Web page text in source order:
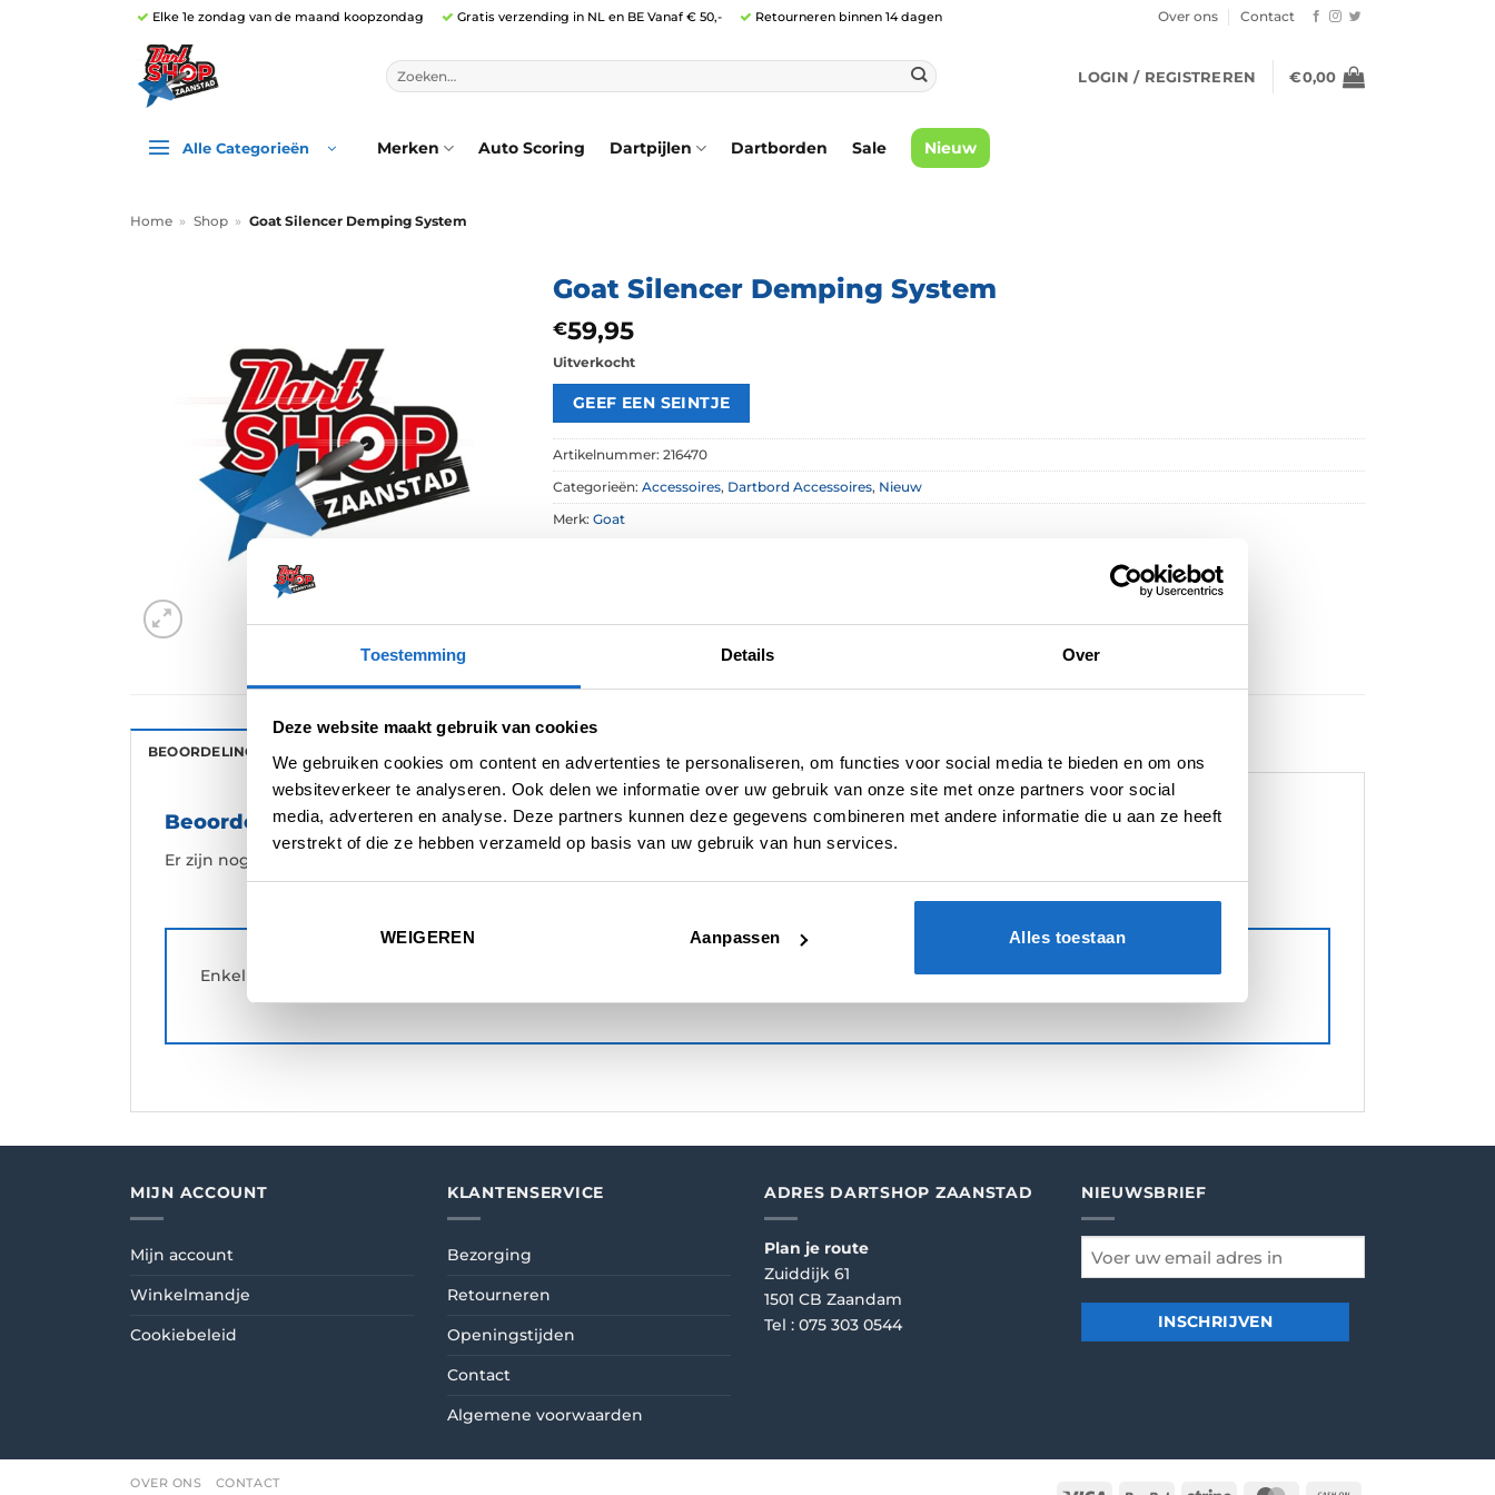
Toestemming Details Over
Deze website maakt gebruik van cookies
We gebruiken cookies om content en advertenties te personaliseren, om functies voor social media te bieden en om ons
websiteverkeer te analyseren. Ook delen we informatie over uw gebruik van onze site met onze partners voor social
media, adverteren en analyse. Deze partners kunnen deze gegevens combineren met andere informatie die u aan ze heeft
verstrekt of die ze hebben verzameld op basis van uw gebruik van hun services.
WEIGEREN Aanpassen Alles toestaan
Elke 1e zondag van de maand koopzondag Gratis verzending in NL en BE Vanaf € 50,- Retourneren binnen 14 dagen Over ons Contact
Zoeken
naar:
LOGIN / REGISTREREN €0,00
Alle Categorieën Merken Auto Scoring Dartpijlen Dartborden Sale Nieuw
Home » Shop » Goat Silencer Demping System
Goat Silencer Demping System
€59,95
Uitverkocht
Artikelnummer: 216470
Categorieën: Accessoires, Dartbord Accessoires, Nieuw
Merk: Goat
BEOORDELINGEN (0)
Beoordelingen
Er zijn nog geen beoordelingen.
Enkel ingelogde klanten die dit product gekocht hebben, kunnen een beoordeling schrijven.
MIJN ACCOUNT
Mijn account
Winkelmandje
Cookiebeleid
KLANTENSERVICE
Bezorging
Retourneren
Openingstijden
Contact
Algemene voorwaarden
ADRES DARTSHOP ZAANSTAD
Plan je route
Zuiddijk 61
1501 CB Zaandam
Tel : 075 303 0544
NIEUWSBRIEF
email
*
OVER ONS CONTACT